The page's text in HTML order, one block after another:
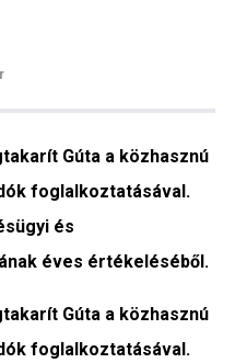
Gúta a közhasznú
foglalkoztatásával.
és
éves értékeléséből.
Gúta a közhasznú
foglalkoztatásával.